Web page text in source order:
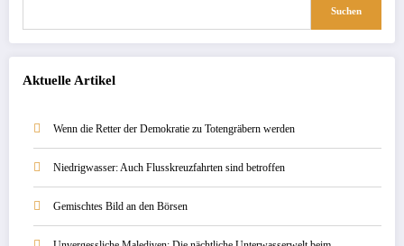
Suchen
Aktuelle Artikel
Wenn die Retter der Demokratie zu Totengräbern werden
Niedrigwasser: Auch Flusskreuzfahrten sind betroffen
Gemischtes Bild an den Börsen